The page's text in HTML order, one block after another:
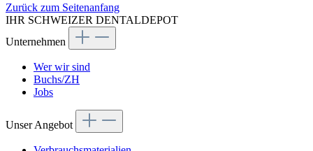
Zurück zum Seitenanfang
IHR SCHWEIZER DENTALDEPOT
Unternehmen
Wer wir sind
Buchs/ZH
Jobs
Unser Angebot